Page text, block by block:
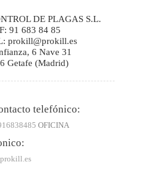
DE PLAGAS S.L.
91 683 84 85
prokill@prokill.es
6 Nave 31
Getafe (Madrid)
telefónico:
OFICINA